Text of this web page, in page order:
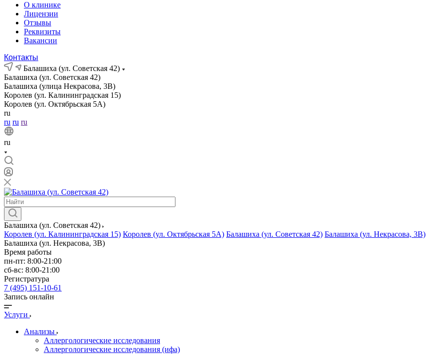
О клинике
Лицензии
Отзывы
Реквизиты
Вакансии
Контакты
Балашиха (ул. Советская 42)
Балашиха (ул. Советская 42)
Балашиха (улица Некрасова, 3В)
Королев (ул. Калининградская 15)
Королев (ул. Октябрьская 5А)
ru
ru ru ru
ru
Балашиха (ул. Советская 42)
Королев (ул. Калининградская 15) Королев (ул. Октябрьская 5А) Балашиха (ул. Советская 42) Балашиха (ул. Некрасова, 3В)
Балашиха (ул. Некрасова, 3В)
Время работы
пн-пт: 8:00-21:00
сб-вс: 8:00-21:00
Регистратура
7 (495) 151-10-61
Запись онлайн
Услуги
Анализы
Аллергологические исследования
Аллергологические исследования (ифа)